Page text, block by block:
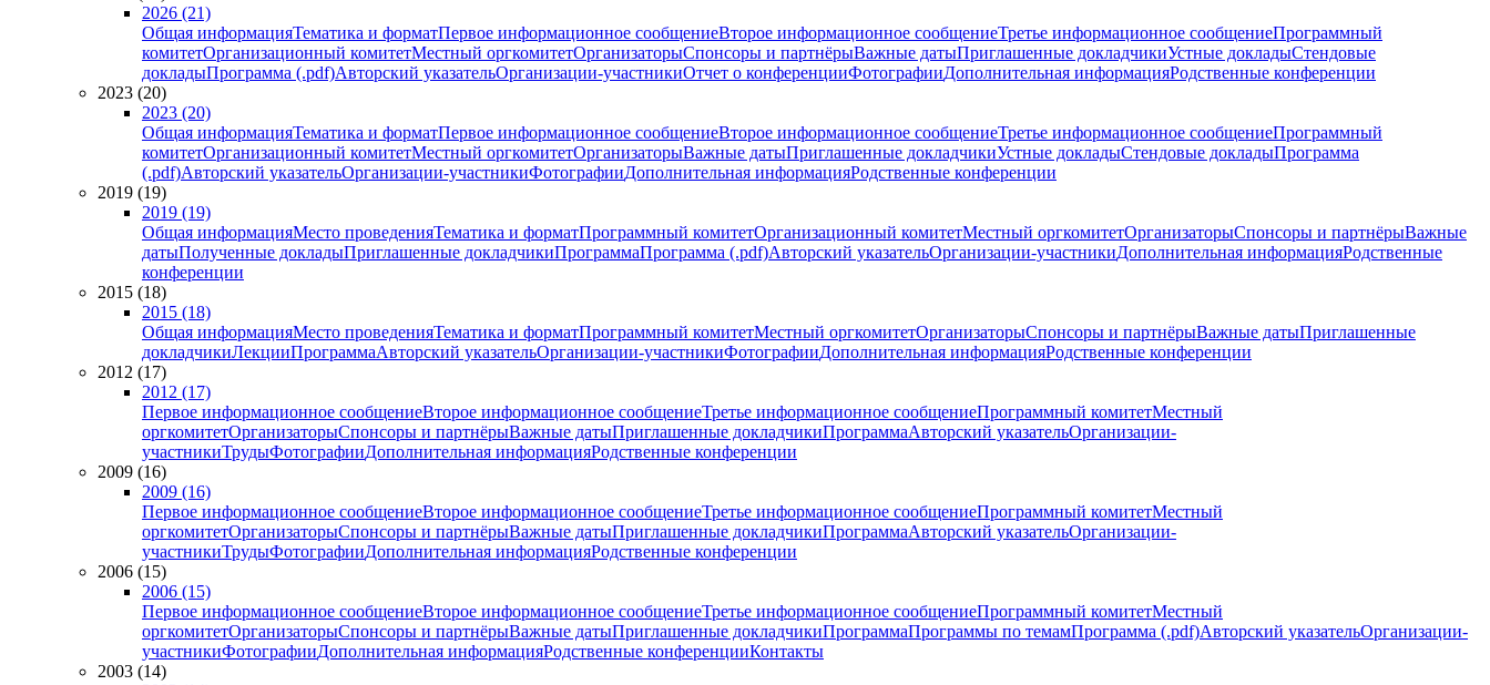
2026 (21)
Общая информацияТематика и форматПервое информационное сообщениеВторое информационное сообщениеТретье информационное сообщениеПрограммный
комитетОрганизационный комитетМестный оргкомитетОрганизаторыСпонсоры и партнёрыВажные датыПриглашенные докладчикиУстные докладыСтендовые
докладыПрограмма (.pdf)Авторский указательОрганизации-участникиОтчет о конференцииФотографииДополнительная информацияРодственные конференции
2023 (20)
2023 (20)
Общая информацияТематика и форматПервое информационное сообщениеВторое информационное сообщениеТретье информационное сообщениеПрограммный
комитетОрганизационный комитетМестный оргкомитетОрганизаторыВажные датыПриглашенные докладчикиУстные докладыСтендовые докладыПрограмма
(.pdf)Авторский указательОрганизации-участникиФотографииДополнительная информацияРодственные конференции
2019 (19)
2019 (19)
Общая информацияМесто проведенияТематика и форматПрограммный комитетОрганизационный комитетМестный оргкомитетОрганизаторыСпонсоры и партнёрыВажные
датыПолученные докладыПриглашенные докладчикиПрограммаПрограмма (.pdf)Авторский указательОрганизации-участникиДополнительная информацияРодственные
конференции
2015 (18)
2015 (18)
Общая информацияМесто проведенияТематика и форматПрограммный комитетМестный оргкомитетОрганизаторыСпонсоры и партнёрыВажные датыПриглашенные
докладчикиЛекцииПрограммаАвторский указательОрганизации-участникиФотографииДополнительная информацияРодственные конференции
2012 (17)
2012 (17)
Первое информационное сообщениеВторое информационное сообщениеТретье информационное сообщениеПрограммный комитетМестный
оргкомитетОрганизаторыСпонсоры и партнёрыВажные датыПриглашенные докладчикиПрограммаАвторский указательОрганизации-
участникиТрудыФотографииДополнительная информацияРодственные конференции
2009 (16)
2009 (16)
Первое информационное сообщениеВторое информационное сообщениеТретье информационное сообщениеПрограммный комитетМестный
оргкомитетОрганизаторыСпонсоры и партнёрыВажные датыПриглашенные докладчикиПрограммаАвторский указательОрганизации-
участникиТрудыФотографииДополнительная информацияРодственные конференции
2006 (15)
2006 (15)
Первое информационное сообщениеВторое информационное сообщениеТретье информационное сообщениеПрограммный комитетМестный
оргкомитетОрганизаторыСпонсоры и партнёрыВажные датыПриглашенные докладчикиПрограммаПрограммы по темамПрограмма (.pdf)Авторский указательОрганизации-
участникиФотографииДополнительная информацияРодственные конференцииКонтакты
2003 (14)